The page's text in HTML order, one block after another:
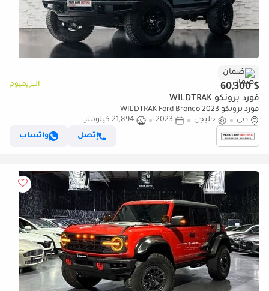
ضمان
$ 60,300 البريميوم
فورد برونكو WILDTRAK
فورد برونكو WILDTRAK Ford Bronco 2023
دبي
خليجي 2023
21,894 كيلومتر
إتصل
واتساب